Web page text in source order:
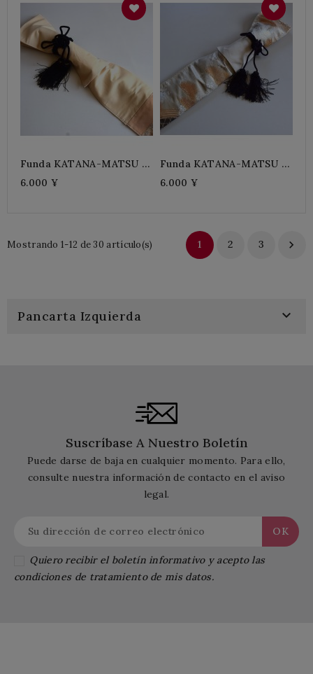
Funda KATANA-MATSU +
Negro
6.000 ¥
Funda KATANA-MATSU +
Púrpura
6.000 ¥
Mostrando 1-12 de 30 artículo(s) 1 2 3 
Pancarta Izquierda 
Suscríbase A Nuestro Boletín
Puede darse de baja en cualquier momento. Para ello,
consulte nuestra información de contacto en el aviso
legal.
Quiero recibir el boletín informativo y acepto las
condiciones de tratamiento de mis datos.